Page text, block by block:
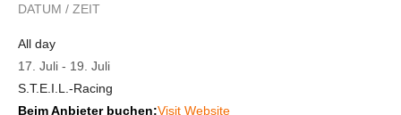
DATUM / ZEIT
All day
17. Juli - 19. Juli
S.T.E.I.L.-Racing
Beim Anbieter buchen:Visit Website